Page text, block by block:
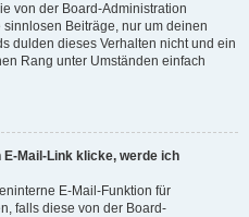
von der Board-Administration
Beiträge, nur um deinen
dulden dieses Verhalten nicht und ein
Rang unter Umständen einfach
Mail-Link klicke, werde ich
E-Mail-Funktion für
falls diese von der Board-